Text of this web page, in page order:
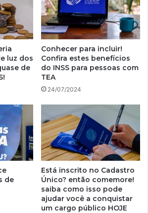
luz dos
de
Conhecer para incluir!
Confira estes benefícios
do INSS para pessoas com
TEA
24/07/2024
de
Está inscrito no Cadastro
Único? então comemore!
saiba como isso pode
ajudar você a conquistar
um cargo público HOJE